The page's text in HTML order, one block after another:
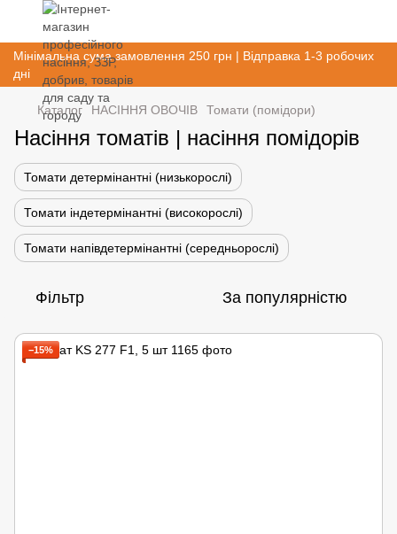
Мінімальна сума замовлення 250 грн | Відправка 1-3 робочих
дні
Каталог НАСІННЯ ОВОЧІВ Томати (помідори)
Насіння томатів | насіння помідорів
Томати детермінантні (низькорослі)
Томати індетермінантні (високорослі)
Томати напівдетермінантні (середньорослі)
Фільтр За популярністю
−15%